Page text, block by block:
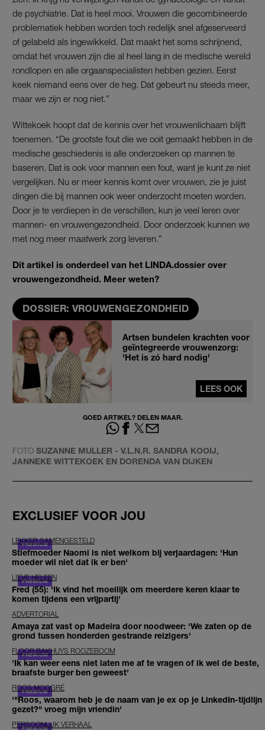
de psychiatrie. Dat is heel mooi. Vrouwen die gecombineerde
problematiek hebben worden toch redelijk snel afgeserveerd
of gelabeld als ingewikkeld. Dat maakt het soms schrijnend,
omdat het vrouwen zijn die al heel lang in de medische wereld
rondlopen en alle orgaanspecialisten hebben gezien. Eerst
keek niemand eens over de heg. Dat gebeurt nu steeds meer,
maar we zijn er nog niet.”
Wittekoek hoopt dat de kennis over het vrouwenlichaam blijft
toenemen. “De grootste fout die we ooit gemaakt hebben in de
medische geschiedenis is alle onderzoeken op mannen te
baseren. Dat is ook voor mannen een fout, want je kunt ze niet
vergelijken. Nu er meer kennis komt over vrouwen, zie je juist
dingen die bij mannen ook weer onderzocht moeten worden.
Door je te verdiepen in de verschillen, kun je veel leren over
mannen- en vrouwengezondheid. Door onderzoek kunnen we
met nog meer maatwerk zorg leveren.”
Dit artikel is onderdeel van het LINDA.dossier over
vrouwengezondheid. Meer weten?
DOSSIER: VROUWENGEZONDHEID
Artsen bundelen krachten voor
geïntegreerde vrouwenzorg:
'Het is zó hard nodig'
LEES OOK
GOED ARTIKEL? DELEN MAAR.
FOTO SUZANNE MULLER - V.L.N.R. SANDRA KOOIJ,
JANNEKE WITTEKOEK EN DORENDA VAN DIJKEN
EXCLUSIEF VOOR JOU
LEKKER SAMENGESTELD
Stiefmoeder Naomi is niet welkom bij verjaardagen: 'Hun
moeder wil niet dat ik er ben'
LIEVE HELEEN
Fred (55): 'Ik vind het moeilijk om meerdere keren klaar te
komen tijdens een vrijpartij'
ADVERTORIAL
Amaya zat vast op Madeira door noodweer: 'We zaten op de
grond tussen honderden gestrande reizigers'
FLOOR BAKHUYS ROOZEBOOM
'Ik kan weer eens niet laten me af te vragen of ik wel de beste,
braafste burger ben geweest'
ROOS MOGGRÉ
'"Roos, waarom heb je de naam van je ex op je LinkedIn-tijdlijn
gezet?" vroeg mijn vriendin'
PERSOONLIJK VERHAAL